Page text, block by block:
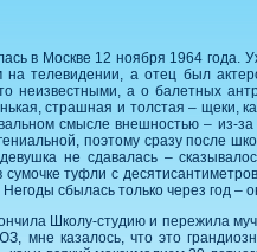
в Москве 12 ноября 1964 года.
на телевидении, а отец был
неизвестными, а о балетных
страшная и толстая – щеки,
смысле внешностью – из-
поэтому сразу после
не сдавалась –
сумочке туфли с
сбылась только через год
Школу-студию и пережила
мне казалось, что это